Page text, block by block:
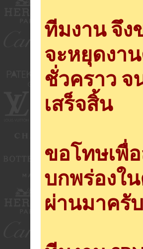
ทีมงาน จึง
จะหยุดงาน
ชั่วคราว จ
เสร็จสิ้น
ขอโทษเพื่
บกพร่องใ
ผ่านมาครับ